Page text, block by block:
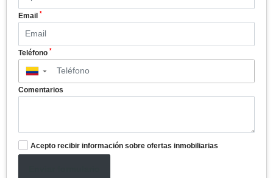
Email *
Teléfono *
▼
Comentarios
Acepto recibir información sobre ofertas inmobiliarias